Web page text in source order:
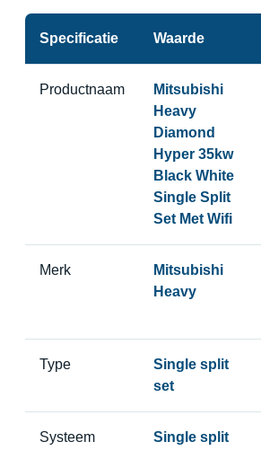
Specificatie Waarde
Productnaam
Mitsubishi
Heavy
Diamond
Hyper 35kw
Black White
Single Split
Set Met Wifi
Merk
Mitsubishi
Heavy
Type
Single split
set
Systeem Single split